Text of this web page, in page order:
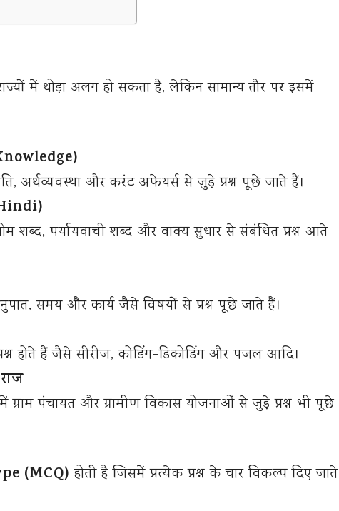
में थोड़ा अलग हो सकता है, लेकिन सामान्य तौर पर इसमें
अर्थव्यवस्था और करंट अफेयर्स से जुड़े प्रश्न पूछे जाते हैं।
शब्द, पर्यायवाची शब्द और वाक्य सुधार से संबंधित प्रश्न आते
समय और कार्य जैसे विषयों से प्रश्न पूछे जाते हैं।
होते हैं जैसे सीरीज, कोडिंग-डिकोडिंग और पजल आदि।
में ग्राम पंचायत और ग्रामीण विकास योजनाओं से जुड़े प्रश्न भी पूछे
(MCQ) होती है जिसमें प्रत्येक प्रश्न के चार विकल्प दिए जाते